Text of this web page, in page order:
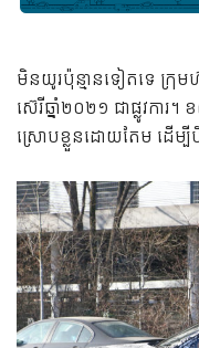
មិនយូរប៉ុន្មានទៀតទេ ក្រុម
ស៊េរីឆ្នាំ២០២១ ជាផ្លូវការ។
ស្រោបខ្លួនដោយតែម ដើម្